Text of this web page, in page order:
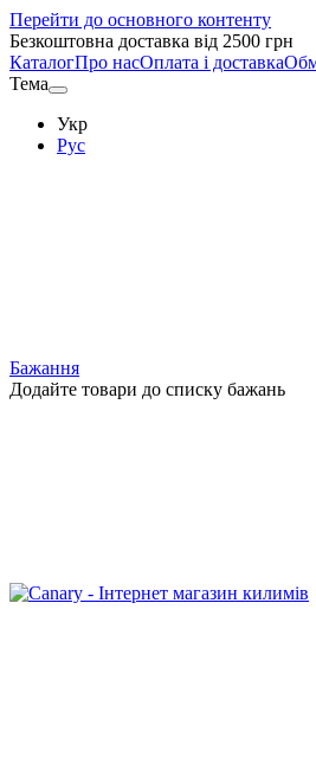
Перейти до основного контенту
Безкоштовна доставка від 2500 грн
КаталогПро насОплата і доставка
Тема
Укр
Рус
Бажання
Додайте товари до списку бажань